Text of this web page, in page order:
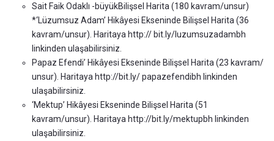
Sait Faik Odaklı -büyükBilişsel Harita (180 kavram/unsur)
*‘Lüzumsuz Adam’ Hikâyesi Ekseninde Bilişsel Harita (36
kavram/unsur). Haritaya http:// bit.ly/luzumsuzadambh
linkinden ulaşabilirsiniz.
Papaz Efendi’ Hikâyesi Ekseninde Bilişsel Harita (23 kavram/
unsur). Haritaya http://bit.ly/ papazefendibh linkinden
ulaşabilirsiniz.
‘Mektup’ Hikâyesi Ekseninde Bilişsel Harita (51
kavram/unsur). Haritaya http://bit.ly/mektupbh linkinden
ulaşabilirsiniz.